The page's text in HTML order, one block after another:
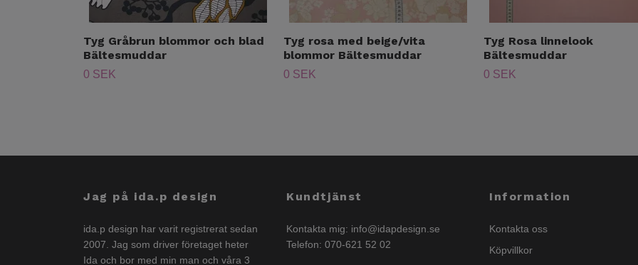
Tyg Gråbrun blommor och blad
Bältesmuddar
0 SEK
Tyg rosa med beige/vita
blommor Bältesmuddar
0 SEK
Tyg Rosa linnelook
Bältesmuddar
0 SEK
Jag på ida.p design
ida.p design har varit registrerat sedan
2007. Jag som driver företaget heter
Ida och bor med min man och våra 3
Kundtjänst
Kontakta mig: info@idapdesign.se
Telefon: 070-621 52 02
Information
Kontakta oss
Köpvillkor